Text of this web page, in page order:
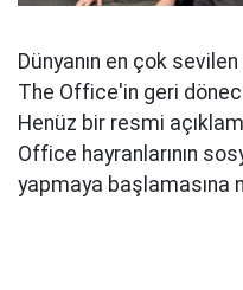
Dünyanın en çok
The Office'in geri
Henüz bir resmi
Office hayranlarının
yapmaya başlamasına